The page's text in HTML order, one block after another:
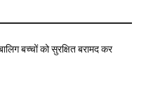
बच्चों को सुरक्षित बरामद कर